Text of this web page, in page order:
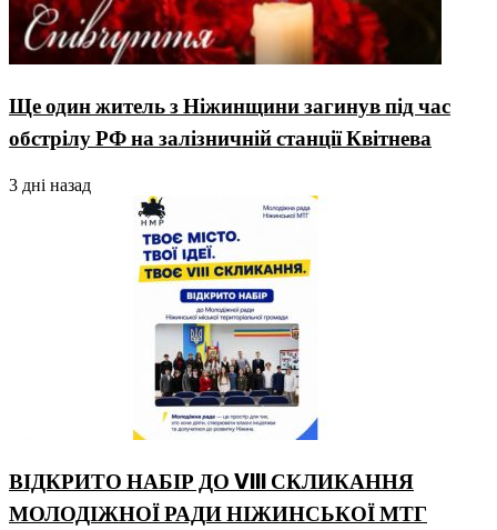
Ще один житель з Ніжинщини загинув під час
обстрілу РФ на залізничній станції Квітнева
3 дні назад
ВІДКРИТО НАБІР ДО VIII СКЛИКАННЯ
МОЛОДІЖНОЇ РАДИ НІЖИНСЬКОЇ МТГ